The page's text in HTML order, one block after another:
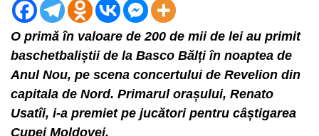
O primă în valoare de 200 de mii de lei au primit
baschetbaliștii de la Basco Bălți în noaptea de
Anul Nou, pe scena concertului de Revelion din
capitala de Nord. Primarul orașului, Renato
Usatîi, i-a premiet pe jucători pentru câștigarea
Cupei Moldovei.